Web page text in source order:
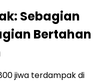
Sebagian
Bertahan
jiwa terdampak di